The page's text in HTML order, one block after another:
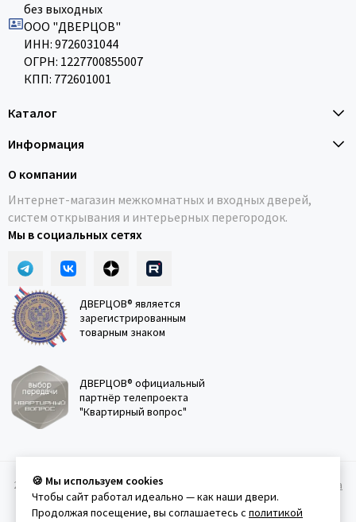
без выходных
ООО "ДВЕРЦОВ"
ИНН: 9726031044
ОГРН: 1227700855007
КПП: 772601001
Каталог
Информация
О компании
Интернет-магазин межкомнатных и входных дверей,
систем открывания и интерьерных перегородок.
Мы в социальных сетях
ДВЕРЦОВ® является
зарегистрированным
товарным знаком
ДВЕРЦОВ® официальный
партнёр телепроекта
"Квартирный вопрос"
2011-2026 © Дверцов. Карта сайта
Политика
конфеденциальности Условия использования сайта
🍪 Мы используем cookies
Чтобы сайт работал идеально — как наши двери.
Продолжая посещение, вы соглашаетесь с политикой